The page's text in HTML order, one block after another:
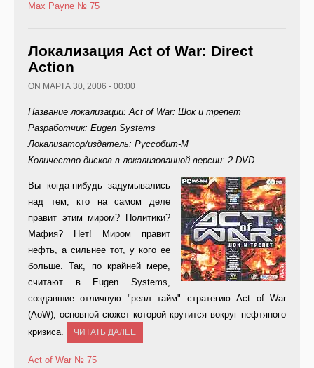
Max Payne № 75
Локализация Act of War: Direct
Action
ON МАРТА 30, 2006 - 00:00
Название локализации: Act of War: Шок и трепет
Разработчик: Eugen Systems
Локализатор/издатель: Руссобит-М
Количество дисков в локализованной версии: 2 DVD
Вы когда-нибудь задумывались
над тем, кто на самом деле
правит этим миром? Политики?
Мафия? Нет! Миром правит
нефть, а сильнее тот, у кого ее
больше. Так, по крайней мере,
считают в Eugen Systems,
создавшие отличную "реал тайм" стратегию Act of War
(AoW), основной сюжет которой крутится вокруг нефтяного
кризиса.
ЧИТАТЬ ДАЛЕЕ
Act of War № 75